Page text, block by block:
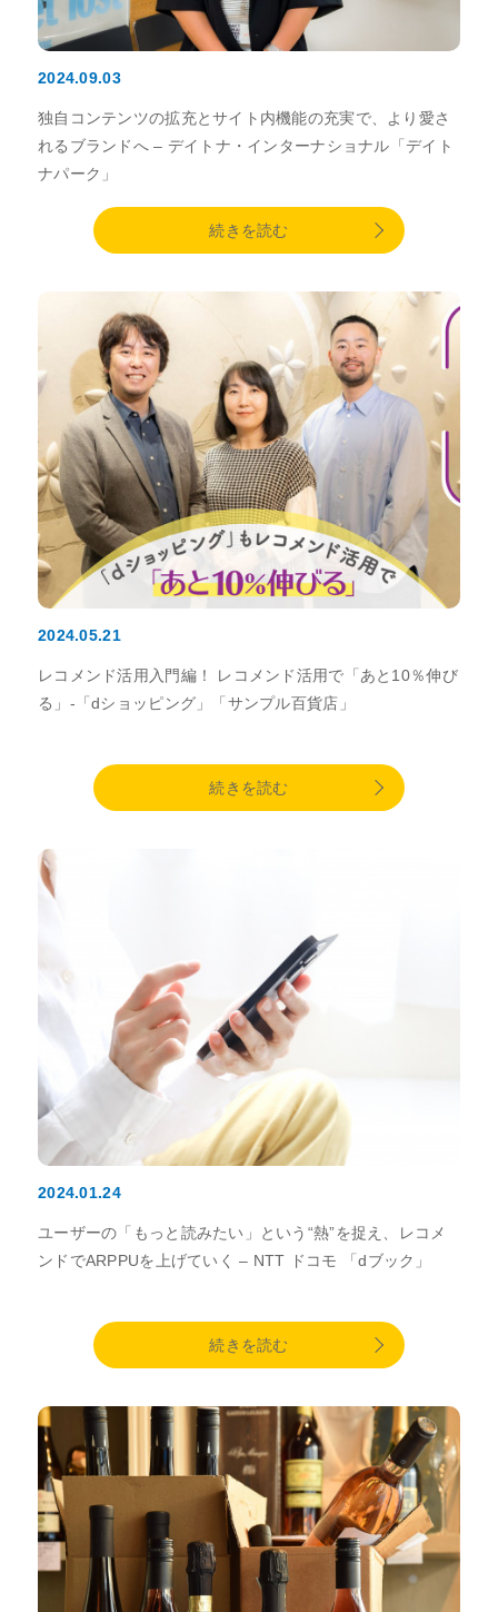
2024.09.03
独自コンテンツの拡充とサイト内機能の充実で、より愛さ
れるブランドへ – デイトナ・インターナショナル「デイト
ナパーク」
続きを読む
2024.05.21
レコメンド活用入門編！ レコメンド活用で「あと10％伸び
る」-「dショッピング」「サンプル百貨店」
続きを読む
2024.01.24
ユーザーの「もっと読みたい」という“熱”を捉え、レコメ
ンドでARPPUを上げていく – NTT ドコモ 「dブック」
続きを読む